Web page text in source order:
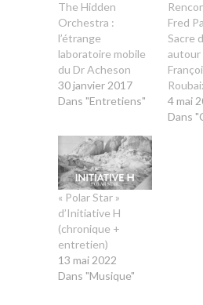
The Hidden
Orchestra :
l’étrange
laboratoire mobile
du Dr Acheson
30 janvier 2017
Dans "Entretiens"
Fred
Sacre
autour
4 mai
Dans
« Polar Star »
d’Initiative H
(chronique +
entretien)
13 mai 2022
Dans "Musique"